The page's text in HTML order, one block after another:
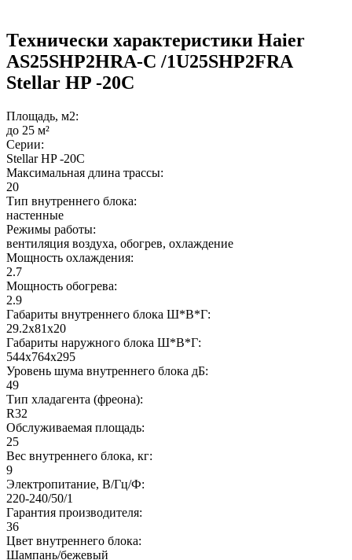
Технически характеристики Haier
AS25SHP2HRA-C /1U25SHP2FRA
Stellar HP -20С
Площадь, м2:
до 25 м²
Серии:
Stellar HP -20С
Максимальная длина трассы:
20
Тип внутреннего блока:
настенные
Режимы работы:
вентиляция воздуха, обогрев, охлаждение
Мощность охлаждения:
2.7
Мощность обогрева:
2.9
Габариты внутреннего блока Ш*В*Г:
29.2x81x20
Габариты наружного блока Ш*В*Г:
544x764x295
Уровень шума внутреннего блока дБ:
49
Тип хладагента (фреона):
R32
Обслуживаемая площадь:
25
Вес внутреннего блока, кг:
9
Электропитание, В/Гц/Ф:
220-240/50/1
Гарантия производителя:
36
Цвет внутреннего блока:
Шампань/бежевый